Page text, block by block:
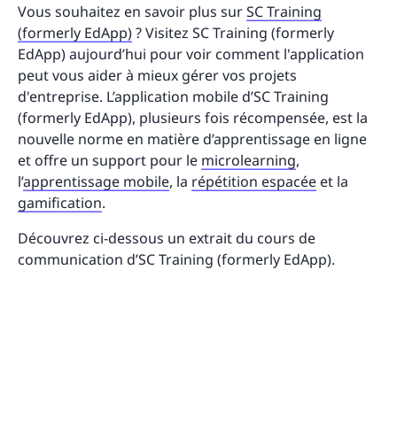
Vous souhaitez en savoir plus surSC Training
(formerly EdApp)? Visitez SC Training (formerly
EdApp) aujourd’hui pour voir comment l'application
peut vous aider à mieux gérer vos projets
d'entreprise. L’application mobile d’SC Training
(formerly EdApp), plusieurs fois récompensée, est la
nouvelle norme en matière d’apprentissage en ligne
et offre un support pour le microlearning,
l’apprentissage mobile, la répétition espacée et la
gamification.
Découvrez ci-dessous un extrait du cours de
communication d’SC Training (formerly EdApp).